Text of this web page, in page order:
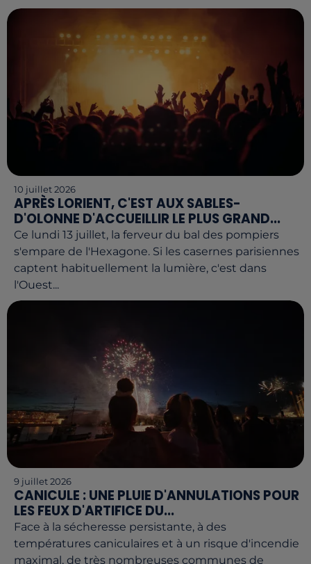
10 juillet 2026
APRÈS LORIENT, C'EST AUX SABLES-
D'OLONNE D'ACCUEILLIR LE PLUS GRAND...
Ce lundi 13 juillet, la ferveur du bal des pompiers
s'empare de l'Hexagone. Si les casernes parisiennes
captent habituellement la lumière, c'est dans
l'Ouest...
9 juillet 2026
CANICULE : UNE PLUIE D'ANNULATIONS POUR
LES FEUX D'ARTIFICE DU...
Face à la sécheresse persistante, à des
températures caniculaires et à un risque d'incendie
maximal, de très nombreuses communes de